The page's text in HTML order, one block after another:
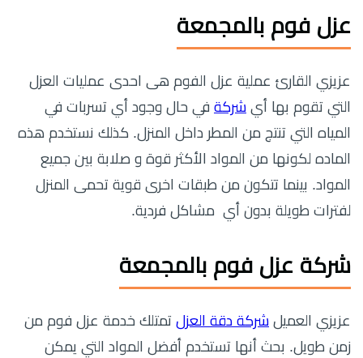
عزل فوم بالمجمعة
عزيزي القارئ عملية عزل الفوم هى احدى عمليات العزل
التي تقوم بها أي شركة في حال وجود أي تسربات في
المياه التي تنتج من المطر داخل المنزل. كذلك نستخدم هذه
الماده لكونها من المواد الأكثر قوة و صلابة بين جميع
المواد. بينما تتكون من طبقات اخرى قوية تحمى المنزل
لفترات طويلة بدون أي مشاكل فردية.
شركة عزل فوم بالمجمعة
عزيزي العميل شركة دقة العزل تمتلك خدمة عزل فوم من
زمن طويل. بحث أنها تستخدم أفضل المواد التي يمكن